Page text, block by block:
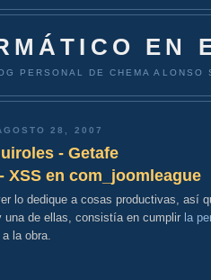
EN
PERSONAL DE CHEMA ALONSO
28, 2007
- Getafe
XSS en com_joomleague
lo dedique a cosas productivas, así
una de ellas, consistía en cumplir la
la obra.